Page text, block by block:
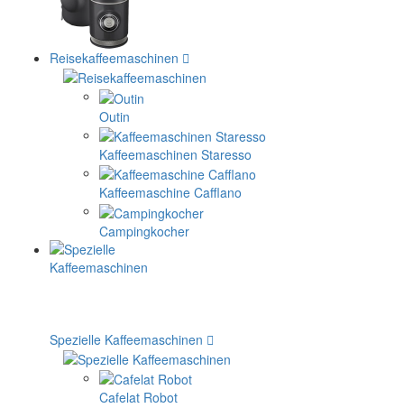
Reisekaffeemaschinen
Outin
Kaffeemaschinen Staresso
Kaffeemaschine Cafflano
Campingkocher
Spezielle Kaffeemaschinen
Cafelat Robot